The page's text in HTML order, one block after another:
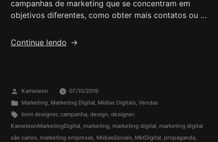
campanhas de marketing que se concentram em
objetivos diferentes, como obter mais contatos ou …
Continue lendo
Kameleon
07/10/2019
Marketing, Marketing Digital, Mídias Digitais, Vendas
bom designer, campanha, design, designer,
KameleonMarketingDigital, marketing, marketing digital, marketing digital
são carlos, marketing empresas, MidiasSociais, MktDigital, propaganda,